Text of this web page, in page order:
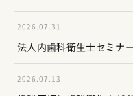
2026.07.31
法人内歯科衛生士セミナ
2026.07.13